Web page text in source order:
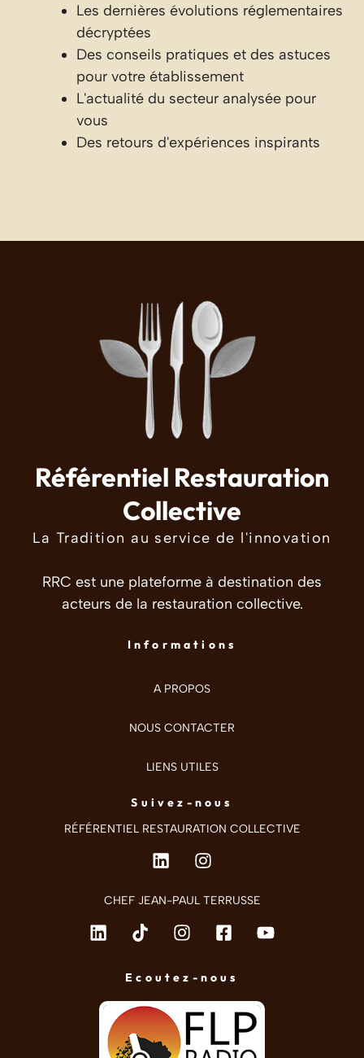
Les dernières évolutions réglementaires
décryptées
Des conseils pratiques et des astuces
pour votre établissement
L'actualité du secteur analysée pour
vous
Des retours d'expériences inspirants
Référentiel Restauration
Collective
La Tradition au service de l'innovation
RRC est une plateforme à destination des
acteurs de la restauration collective.
Informations
A PROPOS
NOUS CONTACTER
LIENS UTILES
Suivez-nous
RÉFÉRENTIEL RESTAURATION COLLECTIVE
CHEF JEAN-PAUL TERRUSSE
Ecoutez-nous